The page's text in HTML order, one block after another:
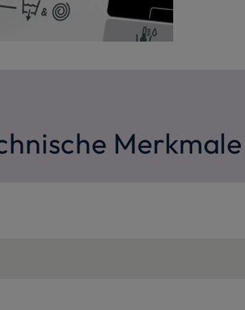
Merkmale